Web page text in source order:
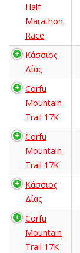
Half
Marathon
Race
Κάσσιος
Δίας
Corfu
Mountain
Trail 17K
Corfu
Mountain
Trail 17K
Κάσσιος
Δίας
Corfu
Mountain
Trail 17K